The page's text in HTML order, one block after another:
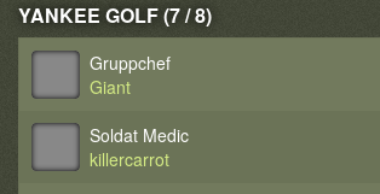
YANKEE GOLF (7 / 8)
Gruppchef
Giant
Soldat Medic
killercarrot